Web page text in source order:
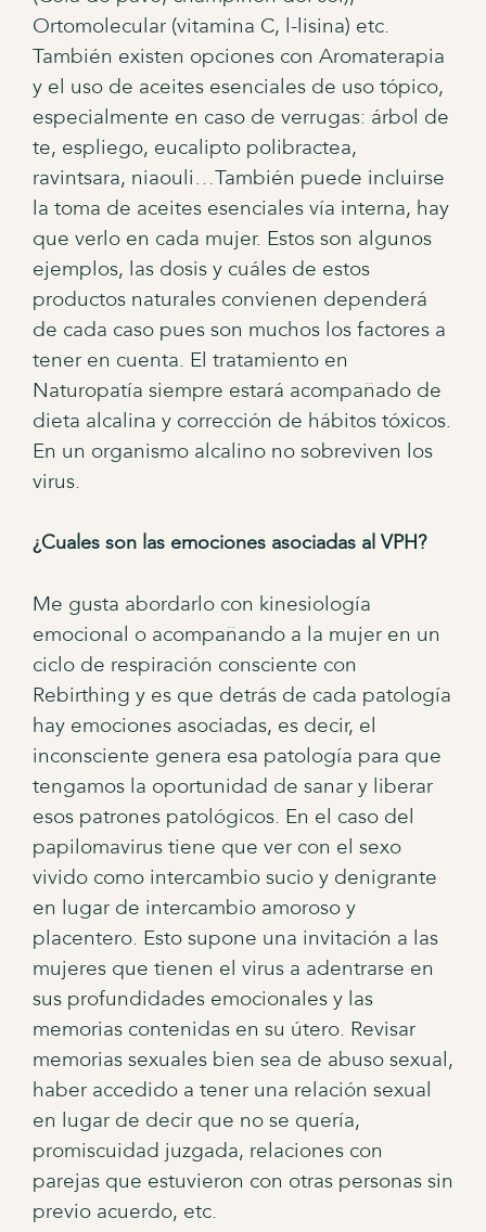
Ortomolecular (vitamina C, l-lisina) etc.
También existen opciones con Aromaterapia
y el uso de aceites esenciales de uso tópico,
especialmente en caso de verrugas: árbol de
te, espliego, eucalipto polibractea,
ravintsara, niaouli…También puede incluirse
la toma de aceites esenciales vía interna, hay
que verlo en cada mujer. Estos son algunos
ejemplos, las dosis y cuáles de estos
productos naturales convienen dependerá
de cada caso pues son muchos los factores a
tener en cuenta. El tratamiento en
Naturopatía siempre estará acompañado de
dieta alcalina y corrección de hábitos tóxicos.
En un organismo alcalino no sobreviven los
virus.
¿Cuales son las emociones asociadas al VPH?
Me gusta abordarlo con kinesiología
emocional o acompañando a la mujer en un
ciclo de respiración consciente con
Rebirthing y es que detrás de cada patología
hay emociones asociadas, es decir, el
inconsciente genera esa patología para que
tengamos la oportunidad de sanar y liberar
esos patrones patológicos. En el caso del
papilomavirus tiene que ver con el sexo
vivido como intercambio sucio y denigrante
en lugar de intercambio amoroso y
placentero. Esto supone una invitación a las
mujeres que tienen el virus a adentrarse en
sus profundidades emocionales y las
memorias contenidas en su útero. Revisar
memorias sexuales bien sea de abuso sexual,
haber accedido a tener una relación sexual
en lugar de decir que no se quería,
promiscuidad juzgada, relaciones con
parejas que estuvieron con otras personas sin
previo acuerdo, etc.